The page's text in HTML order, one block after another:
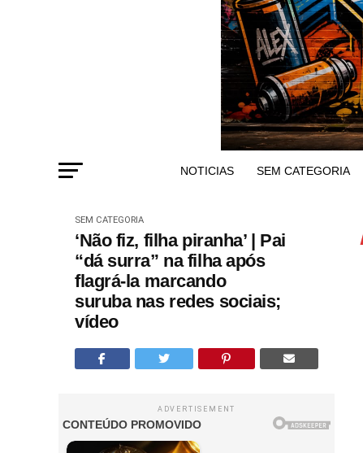
NOTICIAS SEM CATEGORIA
SEM CATEGORIA
‘Não fiz, filha piranha’ | Pai
“dá surra” na filha após
flagrá-la marcando
suruba nas redes sociais;
vídeo
ADVERTISEMENT